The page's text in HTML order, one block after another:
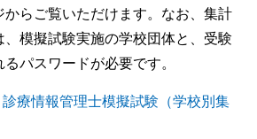
らご覧いただけます。なお、集計
模擬試験実施の学校団体と、受験
パスワードが必要です。
情報管理士模擬試験（学校別集